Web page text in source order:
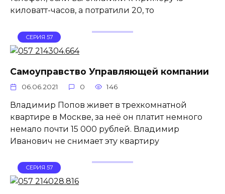
киловатт-часов, а потратили 20, то
СЕРИЯ 57
Самоуправство Управляющей компании
06.06.2021 0 146
Владимир Попов живет в трехкомнатной
квартире в Москве, за неё он платит немного
немало почти 15 000 рублей. Владимир
Иванович не снимает эту квартиру
СЕРИЯ 57